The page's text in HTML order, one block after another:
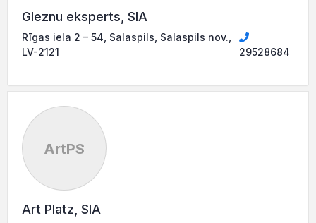
Gleznu eksperts, SIA
Rīgas iela 2 – 54, Salaspils, Salaspils nov.,
LV-2121
29528684
ArtPS
Art Platz, SIA